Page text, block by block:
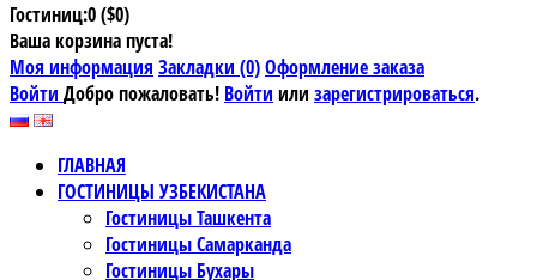
Гостиниц:0 ($0)
Ваша корзина пуста!
Моя информация Закладки (0)Оформление заказа
Войти Добро пожаловать! Войти или зарегистрироваться.
ГЛАВНАЯ
ГОСТИНИЦЫ УЗБЕКИСТАНА
Гостиницы Ташкента
Гостиницы Самарканда
Гостиницы Бухары